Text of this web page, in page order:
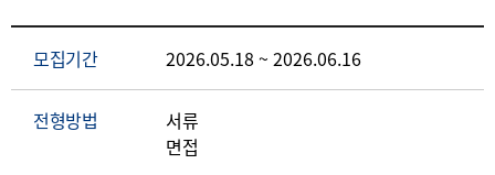
모집기간 2026.05.18 ~ 2026.06.16
전형방법
서류
면접